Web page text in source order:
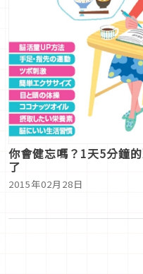
你會健忘嗎？1天5分鐘
了
2015年02月28日